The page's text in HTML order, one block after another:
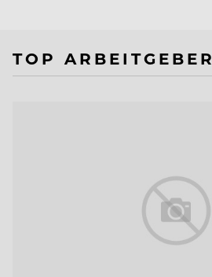
TOP ARBEITGEBER